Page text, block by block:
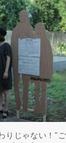
りじゃない！"